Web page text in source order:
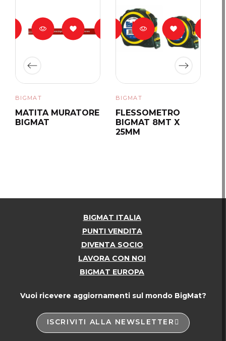
BIGMAT
MATITA MURATORE
BIGMAT
BIGMAT
FLESSOMETRO
BIGMAT 8MT X
25MM
BIGMAT ITALIA
PUNTI VENDITA
DIVENTA SOCIO
LAVORA CON NOI
BIGMAT EUROPA
Vuoi ricevere aggiornamenti sul mondo BigMat?
ISCRIVITI ALLA NEWSLETTER